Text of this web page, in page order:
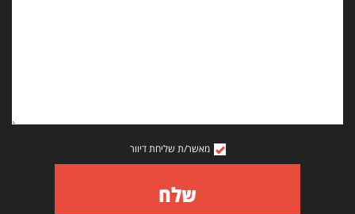
מאשר/ת שליחת דיוור
שלח